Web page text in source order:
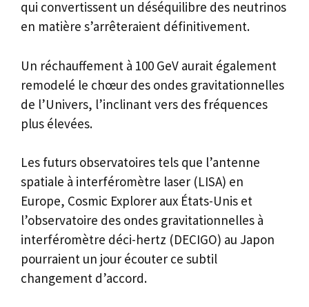
qui convertissent un déséquilibre des neutrinos
en matière s’arrêteraient définitivement.
Un réchauffement à 100 GeV aurait également
remodelé le chœur des ondes gravitationnelles
de l’Univers, l’inclinant vers des fréquences
plus élevées.
Les futurs observatoires tels que l’antenne
spatiale à interféromètre laser (LISA) en
Europe, Cosmic Explorer aux États-Unis et
l’observatoire des ondes gravitationnelles à
interféromètre déci-hertz (DECIGO) au Japon
pourraient un jour écouter ce subtil
changement d’accord.